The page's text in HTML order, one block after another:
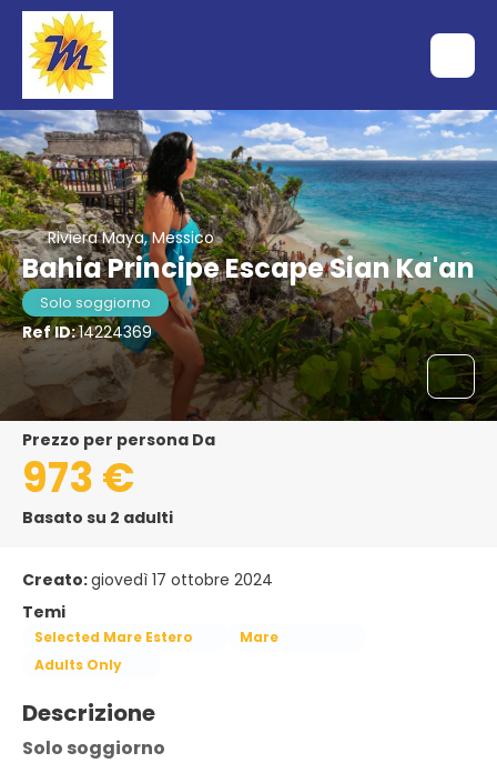
Riviera Maya, Messico
Bahia Principe Escape Sian Ka'an
Solo soggiorno
Ref ID:14224369
Prezzo per persona Da
973 €
Basato su 2 adulti
Creato:giovedì 17 ottobre 2024
Temi
Selected Mare Estero
Mare
Adults Only
Descrizione
Solo soggiorno